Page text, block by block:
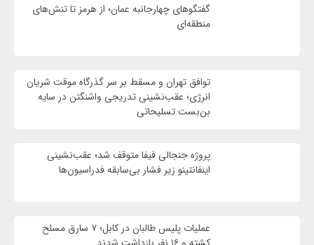
گفتگوهای چهارجانبه عمان؛ از هرمز تا تنش‌های
منطقه‌ای
توافق تهران و مسقط بر سر گذرگاه موقت شریان
انرژی؛ عقب‌نشینی تدریجی واشنگتن در سایه
بن‌بست تسلیحاتی
پروژه جنجالی فیفا متوقف شد؛ عقب‌نشینی
اینفانتینو زیر فشار بی‌سابقه فدراسیون‌ها
عملیات پلیس طالبان در کابل؛ ۷ سارق مسلح